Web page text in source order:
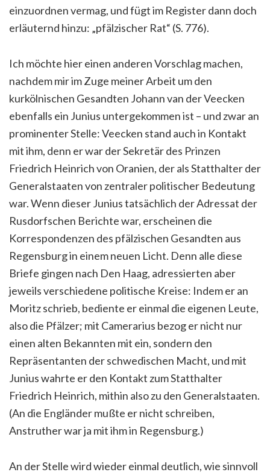
einzuordnen vermag, und fügt im Register dann doch
erläuternd hinzu: „pfälzischer Rat“ (S. 776).
Ich möchte hier einen anderen Vorschlag machen,
nachdem mir im Zuge meiner Arbeit um den
kurkölnischen Gesandten Johann van der Veecken
ebenfalls ein Junius untergekommen ist – und zwar an
prominenter Stelle: Veecken stand auch in Kontakt
mit ihm, denn er war der Sekretär des Prinzen
Friedrich Heinrich von Oranien, der als Statthalter der
Generalstaaten von zentraler politischer Bedeutung
war. Wenn dieser Junius tatsächlich der Adressat der
Rusdorfschen Berichte war, erscheinen die
Korrespondenzen des pfälzischen Gesandten aus
Regensburg in einem neuen Licht. Denn alle diese
Briefe gingen nach Den Haag, adressierten aber
jeweils verschiedene politische Kreise: Indem er an
Moritz schrieb, bediente er einmal die eigenen Leute,
also die Pfälzer; mit Camerarius bezog er nicht nur
einen alten Bekannten mit ein, sondern den
Repräsentanten der schwedischen Macht, und mit
Junius wahrte er den Kontakt zum Statthalter
Friedrich Heinrich, mithin also zu den Generalstaaten.
(An die Engländer mußte er nicht schreiben,
Anstruther war ja mit ihm in Regensburg.)
An der Stelle wird wieder einmal deutlich, wie sinnvoll